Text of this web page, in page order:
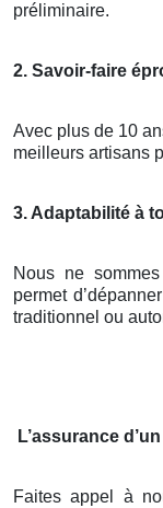
préliminaire.
2. Savoir-faire
Avec plus de 10
meilleurs artisans
3. Adaptabilité à
Nous ne
permet
traditionnel ou
L’assurance
Faites appel à